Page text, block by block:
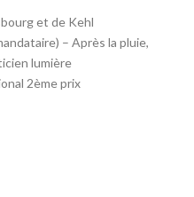
et de Kehl
– Après la pluie,
lumière
2ème prix